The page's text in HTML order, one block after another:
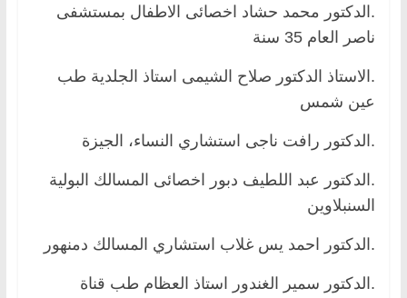
.الدكتور محمد حشاد اخصائى الاطفال بمستشفى
ناصر العام 35 سنة
.الاستاذ الدكتور صلاح الشيمى استاذ الجلدية طب
عين شمس
.الدكتور رافت ناجى استشاري النساء، الجيزة
.الدكتور عبد اللطيف دبور اخصائى المسالك البولية
السنبلاوين
.الدكتور احمد يس غلاب استشاري المسالك دمنهور
.الدكتور سمير الغندور استاذ العظام طب قناة